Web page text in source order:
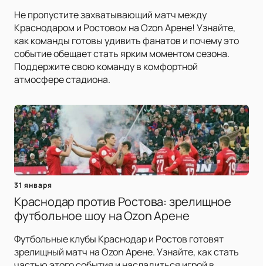
Не пропустите захватывающий матч между
Краснодаром и Ростовом на Ozon Арене! Узнайте,
как команды готовы удивить фанатов и почему это
событие обещает стать ярким моментом сезона.
Поддержите свою команду в комфортной
атмосфере стадиона.
31 января
Краснодар против Ростова: зрелищное
футбольное шоу на Ozon Арене
Футбольные клубы Краснодар и Ростов готовят
зрелищный матч на Ozon Арене. Узнайте, как стать